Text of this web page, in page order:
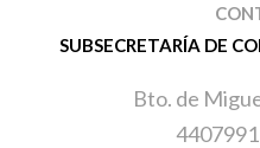
SUBSECRETARÍA DE
Bto. de